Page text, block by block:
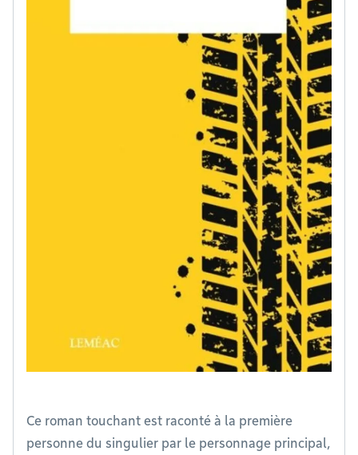
Ce roman touchant est raconté à la première
personne du singulier par le personnage principal,